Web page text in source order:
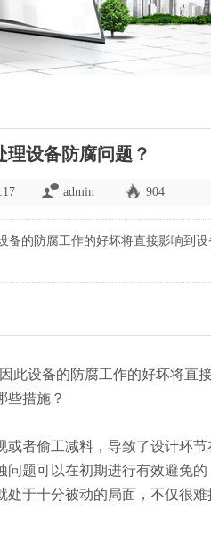
理设备防腐问题？
admin 904
的防腐工作的好坏将直接影响到
此设备的防腐工作的好坏将直
些措施？
者偷工减料，导致了设计环
题可以在初期进行有效避免
于十分被动的局面，不仅很